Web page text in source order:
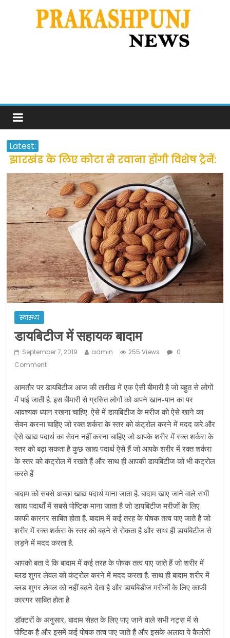
Latest:
झारखंड के लिए कोटा से रवाना होंगी विशेष ट्रेनें:
सीएम हेमंत सोरेन
उत्तराखंड के अन्य राज्यों में फंसे लोगों की जल्द
होगी घर वापसी
प्रवासियों व मजदूरों को दी गई छूट के बाद लोगो
ने कराया पंजीयन: राजस्थान सरकार
शराब और पान की दुकानों को ग्रीन जोन में
खोलने की मिली इजाजत: गृह मंत्रालय
दो हफ्ते के लिए बढ़ाया लॉकडाउन: गृह मंत्रालय
स्वास्थ्य
डायबिटीज में सहायक बादाम
September 7, 2019 admin 255 Views
0
Comment
आमतौर पर डायबिटीज आज की तारीख में एक ऐसी बीमारी है जो बहुत से लोगों
में पाई जाती है. इस बीमारी से ग्रसित लोगों को अपने खान-पान का पर
आवश्यक ध्यान रखना चाहिए. ऐसे में डायबिटीज के मरीज को ऐसे खाने का
सेवन करना चाहिए जो रक्त शर्करा के स्तर को कंट्रोल करने में मदद करे.और
ऐसे खाद्य पदार्थ का सेवन नहीं करना चाहिए जो आपके शरीर में रक्त शर्करा के
स्तर को बढ़ा सकता है कुछ खाद्य पदार्थ ऐसे हैं जो आपके शरीर में रक्त शर्करा
के स्तर को कंट्रोल में रखते हैं और साथ ही आपकी डायबिटीज को भी कंट्रोल
करते हैं
बादाम को सबसे अच्छा खाद्य पदार्थ माना जाता है. बादाम खाए जाने वाले सभी
खाद्य पदार्थों में सबसे पोष्टिक माना जाता है जो डायबिटीज मरीजों के लिए
काफी कारगर साबित होता है. बादाम में कई तरह के पोषक तत्व पाए जाते हैं जो
शरीर में रक्त शर्करा के स्तर को बढ़ने से रोकता है और साथ ही डायबिटीज से
लड़ने में मदद करता है.
आपको बता दे कि बादाम में कई तरह के पोषक तत्व पाए जाते हैं जो शरीर में
ब्लड शुगर लेवल को कंट्रोल करने में मदद करता है. साथ ही बादाम शरीर में
ब्लड शुगर लेवल को नहीं बढ़ने देता है और डायबिडीज मरीजों के लिए काफी
कारगर साबित होता है
डॉक्टरों के अनुसार, बादाम सेहत के लिए पाए जाने वाले सभी नट्स में से
पोष्टिक है और इसमें कई पोषक तत्व पाए जाते हैं और इसके अलावा ये कैलोरी